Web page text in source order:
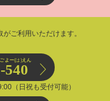
ご利用いただけます。
ごよー(は)えん
540
（日祝も受付可能）